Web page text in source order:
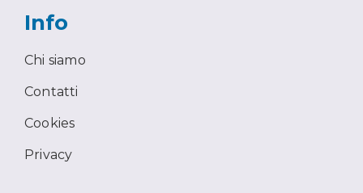
Info
Chi siamo
Contatti
Cookies
Privacy